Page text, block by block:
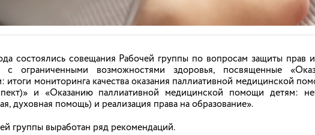
как сделать интернет полезным и безопасным
жизни ребенка: от поиска информации для уроков до общения с
но и риски. Специалисты отмечают, что с ростом
до столкновения с нежелательным контентом. Чтобы
состоялись совещания Рабочей группы по вопросам защиты прав
ограниченными возможностями здоровья, посвященные
мониторинга качества оказания паллиативной медицинской
и «Оказанию паллиативной медицинской помощи детям:
духовная помощь) и реализация права на образование».
группы выработан ряд рекомендаций.